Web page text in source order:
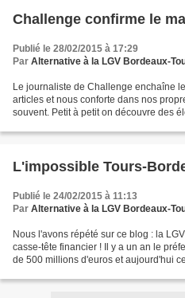
Challenge confirme le
Publié le 28/02/2015 à 17:29
Par Alternative à la LGV Bordeaux-
Le journaliste de Challenge enchaîne
articles et nous conforte dans nos
souvent. Petit à petit on découvre des
L'impossible Tours-
Publié le 24/02/2015 à 11:13
Par Alternative à la LGV Bordeaux-
Nous l'avons répété sur ce blog : la
casse-tête financier ! Il y a un an le
de 500 millions d'euros et aujourd'hui